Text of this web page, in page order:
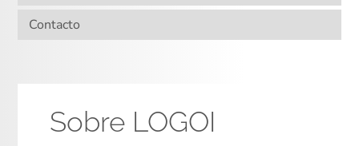
Contacto
Sobre LOGOI